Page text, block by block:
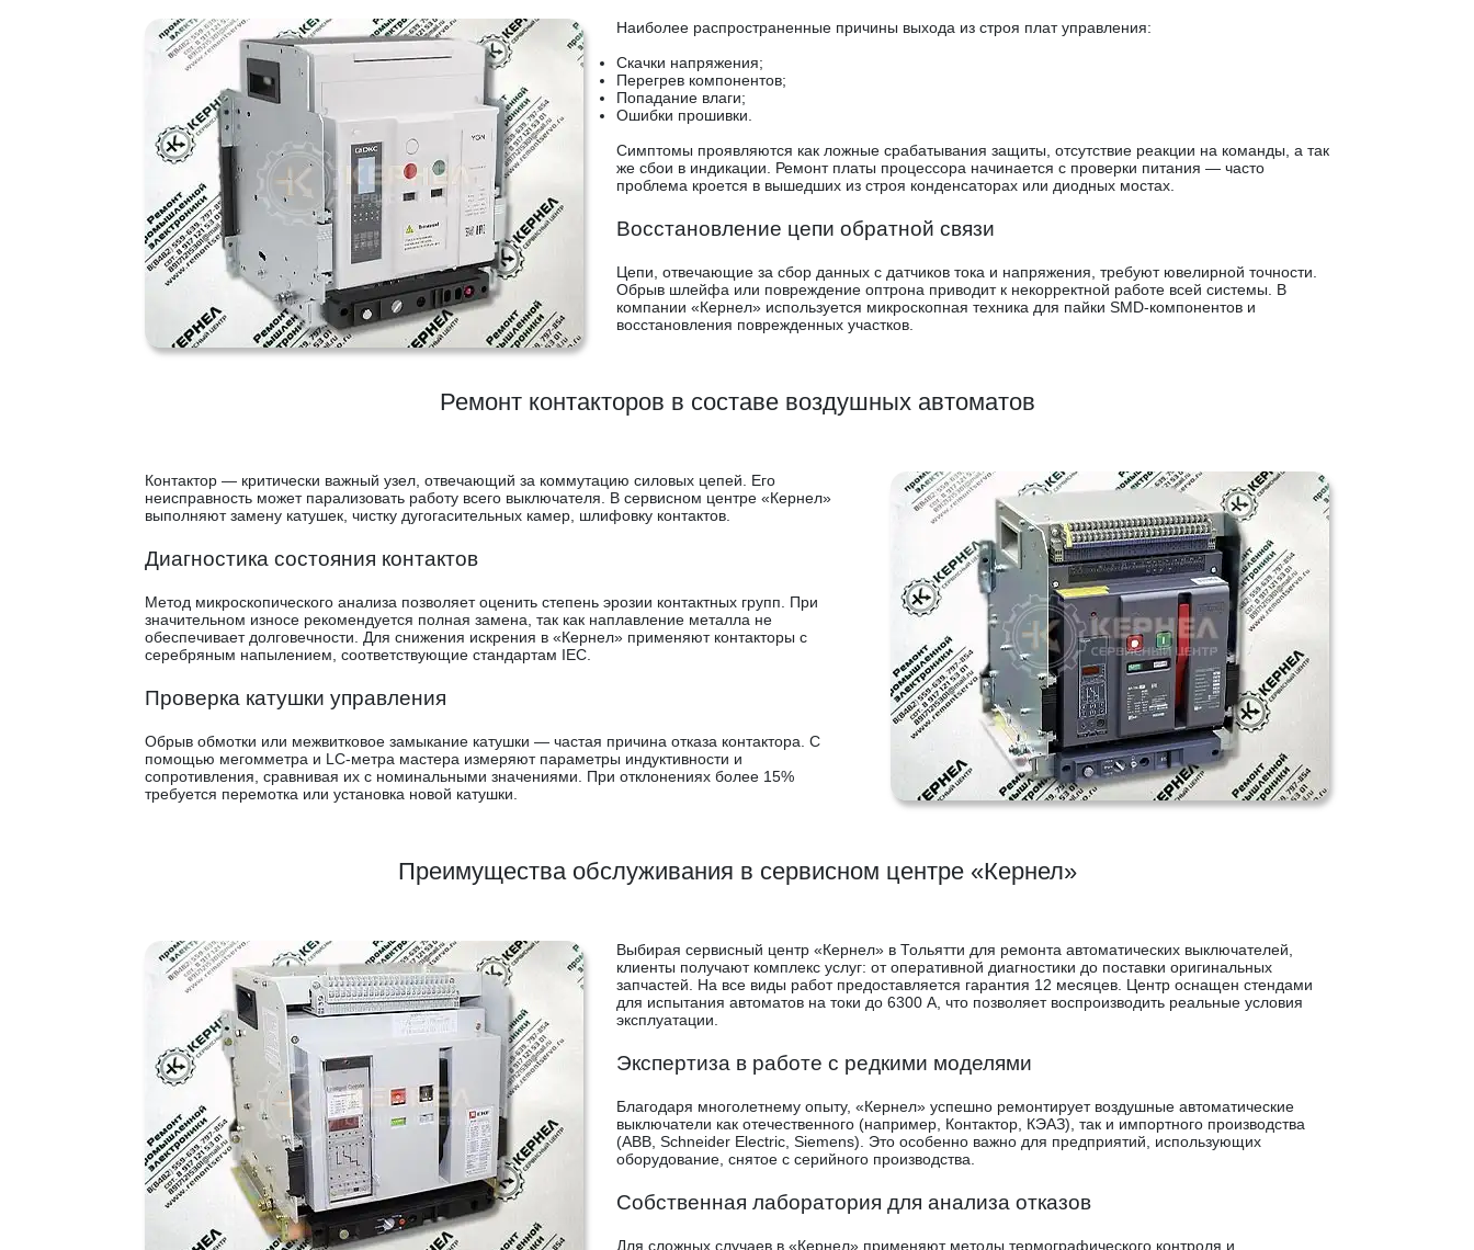
Наиболее распространенные причины выхода из строя плат управления:
Скачки напряжения;
Перегрев компонентов;
Попадание влаги;
Ошибки прошивки.
Симптомы проявляются как ложные срабатывания защиты, отсутствие реакции на команды, а так
же сбои в индикации. Ремонт платы процессора начинается с проверки питания — часто
проблема кроется в вышедших из строя конденсаторах или диодных мостах.
Восстановление цепи обратной связи
Цепи, отвечающие за сбор данных с датчиков тока и напряжения, требуют ювелирной точности.
Обрыв шлейфа или повреждение оптрона приводит к некорректной работе всей системы. В
компании «Кернел» используется микроскопная техника для пайки SMD-компонентов и
восстановления поврежденных участков.
Ремонт контакторов в составе воздушных автоматов
Контактор — критически важный узел, отвечающий за коммутацию силовых цепей. Его
неисправность может парализовать работу всего выключателя. В сервисном центре «Кернел»
выполняют замену катушек, чистку дугогасительных камер, шлифовку контактов.
Диагностика состояния контактов
Метод микроскопического анализа позволяет оценить степень эрозии контактных групп. При
значительном износе рекомендуется полная замена, так как наплавление металла не
обеспечивает долговечности. Для снижения искрения в «Кернел» применяют контакторы с
серебряным напылением, соответствующие стандартам IEC.
Проверка катушки управления
Обрыв обмотки или межвитковое замыкание катушки — частая причина отказа контактора. С
помощью мегомметра и LC-метра мастера измеряют параметры индуктивности и
сопротивления, сравнивая их с номинальными значениями. При отклонениях более 15%
требуется перемотка или установка новой катушки.
Преимущества обслуживания в сервисном центре «Кернел»
Выбирая сервисный центр «Кернел» в Тольятти для ремонта автоматических выключателей,
клиенты получают комплекс услуг: от оперативной диагностики до поставки оригинальных
запчастей. На все виды работ предоставляется гарантия 12 месяцев. Центр оснащен стендами
для испытания автоматов на токи до 6300 А, что позволяет воспроизводить реальные условия
эксплуатации.
Экспертиза в работе с редкими моделями
Благодаря многолетнему опыту, «Кернел» успешно ремонтирует воздушные автоматические
выключатели как отечественного (например, Контактор, КЭАЗ), так и импортного производства
(ABB, Schneider Electric, Siemens). Это особенно важно для предприятий, использующих
оборудование, снятое с серийного производства.
Собственная лаборатория для анализа отказов
Для сложных случаев в «Кернел» применяют методы термографического контроля и